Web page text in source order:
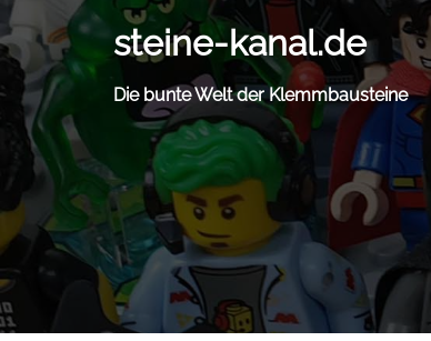
Zum
Inhalt
springen
steine-kanal.de
Die bunte Welt der Klemmbausteine